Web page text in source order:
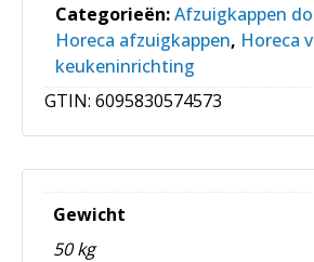
Categorieën:Afzuigkappen
Horeca afzuigkappen, Horeca
keukeninrichting
GTIN: 6095830574573
Gewicht
50 kg